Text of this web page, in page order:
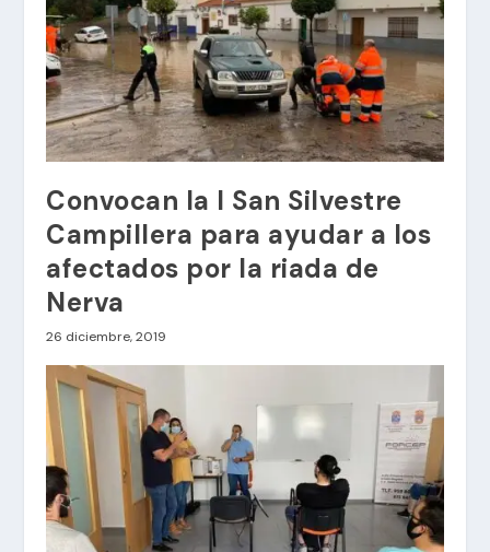
Convocan la I San Silvestre
Campillera para ayudar a los
afectados por la riada de
Nerva
26 diciembre, 2019